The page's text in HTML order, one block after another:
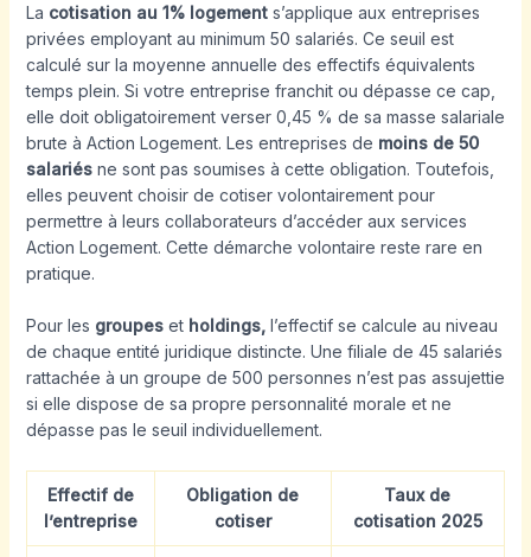
La cotisation au 1% logements’applique aux entreprises
privées employant au minimum 50 salariés. Ce seuil est
calculé sur la moyenne annuelle des effectifs équivalents
temps plein. Si votre entreprise franchit ou dépasse ce cap,
elle doit obligatoirement verser 0,45 % de sa masse salariale
brute à Action Logement. Les entreprises de moins de 50
salariésne sont pas soumises à cette obligation. Toutefois,
elles peuvent choisir de cotiser volontairement pour
permettre à leurs collaborateurs d’accéder aux services
Action Logement. Cette démarche volontaire reste rare en
pratique.
Pour les groupeset holdings,l’effectif se calcule au niveau
de chaque entité juridique distincte. Une filiale de 45 salariés
rattachée à un groupe de 500 personnes n’est pas assujettie
si elle dispose de sa propre personnalité morale et ne
dépasse pas le seuil individuellement.
Effectif de
l’entreprise
Obligation de
cotiser
Taux de
cotisation 2025